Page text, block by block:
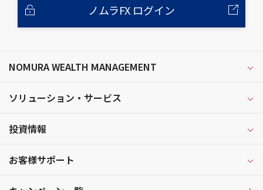
ノムラFX ログイン
NOMURA WEALTH MANAGEMENT
ソリューション・サービス
投資情報
お客様サポート